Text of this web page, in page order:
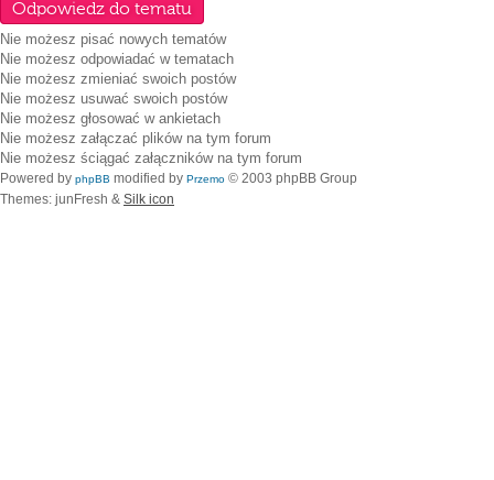
Odpowiedz do tematu
Nie możesz pisać nowych tematów
Nie możesz odpowiadać w tematach
Nie możesz zmieniać swoich postów
Nie możesz usuwać swoich postów
Nie możesz głosować w ankietach
Nie możesz załączać plików na tym forum
Nie możesz ściągać załączników na tym forum
Powered by phpBB modified by Przemo © 2003 phpBB Group
Themes: junFresh & Silk icon